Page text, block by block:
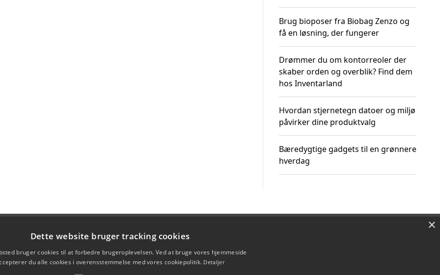
Brug bioposer fra Biobag Zenzo og
få en løsning, der fungerer
Drømmer du om kontorreoler der
skaber orden og overblik? Find dem
hos Inventarland
Hvordan stjernetegn datoer og miljø
påvirker dine produktvalg
Bæredygtige gadgets til en grønnere
hverdag
×
Dette website bruger tracking cookies
bruger cookies til at forbedre brugeroplevelsen. Ved at bruge vores hjemmeside
du alle cookies i overensstemmelse med vores cookiepolitik. Detaljer